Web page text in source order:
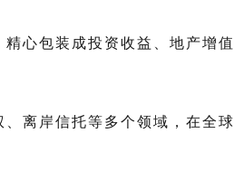
心包装成投资收益、地产增
离岸信托等多个领域，在全